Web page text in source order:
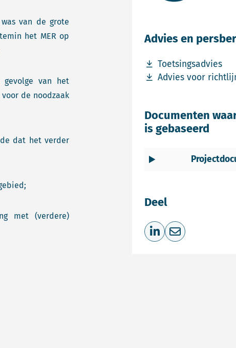
van de grote
het MER op
van het
de noodzaak
dat het verder
met (verdere)
Advies en
Toetsingsadvies
Download bestand
Advies voor
Download bestand
Documenten
is gebaseerd
Deel
Deel op LinkedIn
Deel via e-